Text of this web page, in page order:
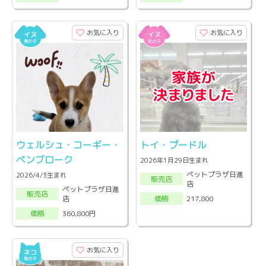
お気に入り
ウェルシュ・コーギー・
ペンブローク
2026/4/3生まれ
販売店
ペットプラザ日進
店
価格
360,800円
お気に入り
トイ・プードル
2026年1月29日生まれ
販売店
ペットプラザ日進
店
価格
217,800
お気に入り